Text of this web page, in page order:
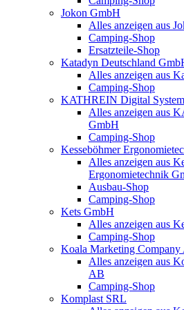
Jokon GmbH
Alles anzeigen aus
Camping-Shop
Ersatzteile-Shop
Katadyn Deutschland
Alles anzeigen aus
Camping-Shop
KATHREIN Digital
Alles anzeigen aus
GmbH
Camping-Shop
Kesseböhmer
Alles anzeigen aus
Ergonomietechnik
Ausbau-Shop
Camping-Shop
Kets GmbH
Alles anzeigen aus
Camping-Shop
Koala Marketing Company
Alles anzeigen aus
AB
Camping-Shop
Komplast SRL